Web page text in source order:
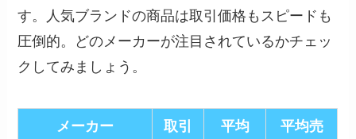
す。人気ブランドの商品は取引価格もスピードも
圧倒的。どのメーカーが注目されているかチェッ
クしてみましょう。
メーカー
取引
平均
平均売